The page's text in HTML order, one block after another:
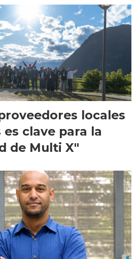
locales
clave para la
de Multi X"